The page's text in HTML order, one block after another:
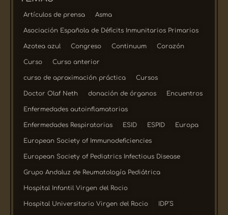
Artículos de prensa Asma
Asociación Española de Déficits Inmunitarios Primarios
Azotea azul Congreso Continuum Corazón
Curso Curso anterior
curso de aproximación práctica Cursos
Doctor Olaf Neth donación de órganos Encuentros
Enfermedades autoinflamatorias
Enfermedades Respiratorias ESID ESPID Europa
European Society of Immunodeficiencies
European Society of Pediatrics Infectious Disease
Grupo Andaluz de Reumatología Pediátrica
Hospital Infantil Virgen del Rocio
Hospital Universitario Virgen del Rocio IDP´S